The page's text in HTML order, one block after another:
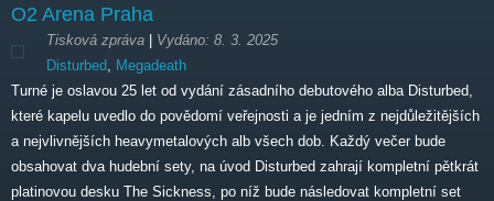
O2 Arena Praha
Tisková zpráva Vydáno: 8. 3. 2025
Disturbed, Megadeath
Turné je oslavou 25 let od vydání zásadního debutového alba Disturbed,
které kapelu uvedlo do povědomí veřejnosti a je jedním z nejdůležitějších
a nejvlivnějších heavymetalových alb všech dob. Každý večer bude
obsahovat dva hudební sety, na úvod Disturbed zahrají kompletní pětkrát
platinovou desku The Sickness, po níž bude následovat kompletní set